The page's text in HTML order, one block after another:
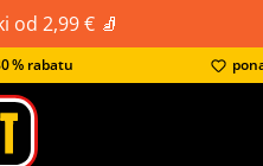
od 2,99 € 🧦
% rabatu